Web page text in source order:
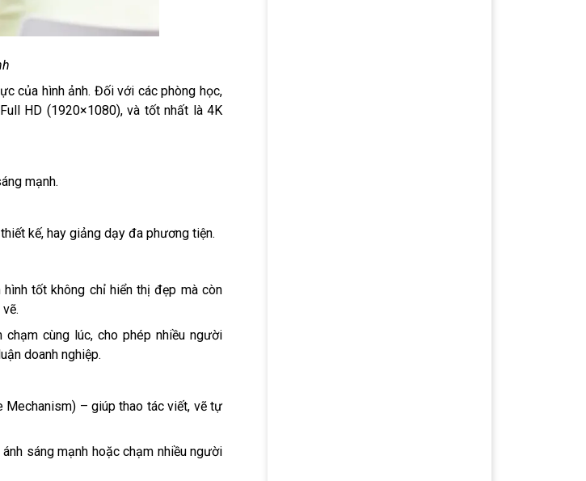
của hình ảnh. Đối với các phòng học,
HD (1920×1080), và tốt nhất là 4K
mạnh.
kế, hay giảng dạy đa phương tiện.
hình tốt không chỉ hiển thị đẹp mà còn
cùng lúc, cho phép nhiều người
doanh nghiệp.
Mechanism) – giúp thao tác viết, vẽ tự
sáng mạnh hoặc chạm nhiều người